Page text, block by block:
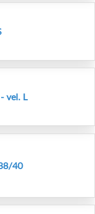
vel. L
40